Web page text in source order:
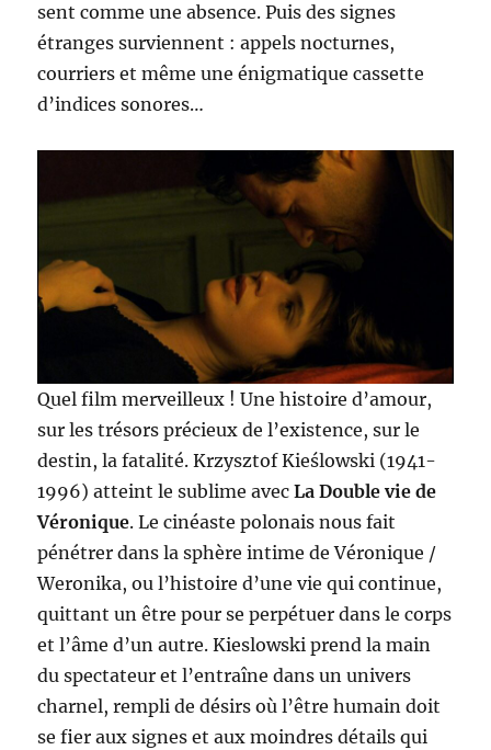
sent comme une absence. Puis des signes
étranges surviennent : appels nocturnes,
courriers et même une énigmatique cassette
d’indices sonores…
Quel film merveilleux ! Une histoire d’amour,
sur les trésors précieux de l’existence, sur le
destin, la fatalité. Krzysztof Kieślowski (1941-
1996) atteint le sublime avecLa Double vie de
Véronique. Le cinéaste polonais nous fait
pénétrer dans la sphère intime de Véronique /
Weronika, ou l’histoire d’une vie qui continue,
quittant un être pour se perpétuer dans le corps
et l’âme d’un autre. Kieslowski prend la main
du spectateur et l’entraîne dans un univers
charnel, rempli de désirs où l’être humain doit
se fier aux signes et aux moindres détails qui